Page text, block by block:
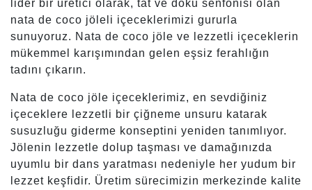
lider bir üretici olarak, tat ve doku senfonisi olan
nata de coco jöleli içeceklerimizi gururla
sunuyoruz. Nata de coco jöle ve lezzetli içeceklerin
mükemmel karışımından gelen eşsiz ferahlığın
tadını çıkarın.
Nata de coco jöle içeceklerimiz, en sevdiğiniz
içeceklere lezzetli bir çiğneme unsuru katarak
susuzluğu giderme konseptini yeniden tanımlıyor.
Jölenin lezzetle dolup taşması ve damağınızda
uyumlu bir dans yaratması nedeniyle her yudum bir
lezzet keşfidir. Üretim sürecimizin merkezinde kalite